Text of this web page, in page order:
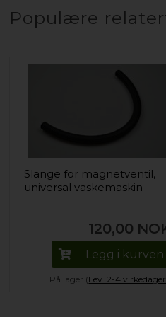
Populære
Slange for magnetventil,
universal vaskemaskin
120,00
Legg i kurven
På lager (Lev. 2-4 virkedager